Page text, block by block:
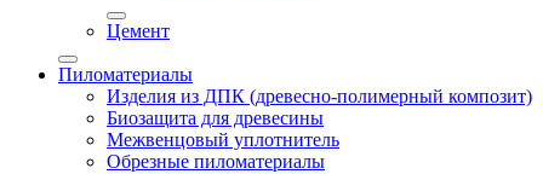
Цемент
Пиломатериалы
Изделия из ДПК (древесно-полимерный композит)
Биозащита для древесины
Межвенцовый уплотнитель
Обрезные пиломатериалы